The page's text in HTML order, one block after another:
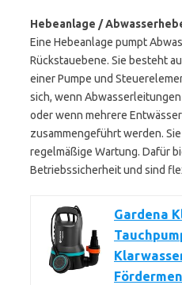
Hebeanlage /
Eine Hebeanlage pumpt
Rückstauebene. Sie besteht
einer Pumpe und
sich, wenn
oder wenn mehrere
zusammengeführt werden.
regelmäßige Wartung. Dafür
Betriebssicherheit und sind
Gardena